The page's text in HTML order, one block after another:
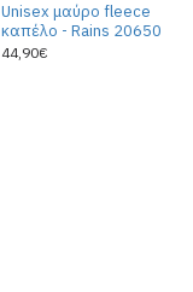
Unisex μαύρο fleece
καπέλο - Rains 20650
44,90€